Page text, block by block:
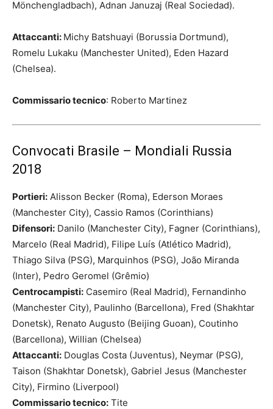
Mönchengladbach), Adnan Januzaj (Real Sociedad).
Attaccanti: Michy Batshuayi (Borussia Dortmund),
Romelu Lukaku (Manchester United), Eden Hazard
(Chelsea).
Commissario tecnico: Roberto Martinez
Convocati Brasile – Mondiali Russia
2018
Portieri: Alisson Becker (Roma), Ederson Moraes
(Manchester City), Cassio Ramos (Corinthians)
Difensori: Danilo (Manchester City), Fagner (Corinthians),
Marcelo (Real Madrid), Filipe Luís (Atlético Madrid),
Thiago Silva (PSG), Marquinhos (PSG), João Miranda
(Inter), Pedro Geromel (Grêmio)
Centrocampisti: Casemiro (Real Madrid), Fernandinho
(Manchester City), Paulinho (Barcellona), Fred (Shakhtar
Donetsk), Renato Augusto (Beijing Guoan), Coutinho
(Barcellona), Willian (Chelsea)
Attaccanti: Douglas Costa (Juventus), Neymar (PSG),
Taison (Shakhtar Donetsk), Gabriel Jesus (Manchester
City), Firmino (Liverpool)
Commissario tecnico: Tite